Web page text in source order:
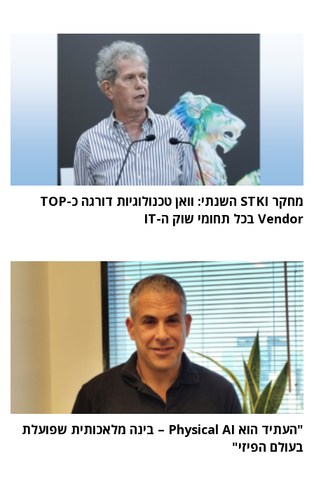
מחקר STKI השנתי: וואן טכנולוגיות דורגה כ-TOP
Vendor בכל תחומי שוק ה-IT
"העתיד הוא Physical AI – בינה מלאכותית שפועלת
בעולם הפיזי"